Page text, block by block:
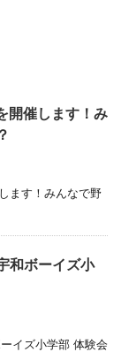
開催します！み
ます！みんなで野
和ボーイズ小
イズ小学部 体験会